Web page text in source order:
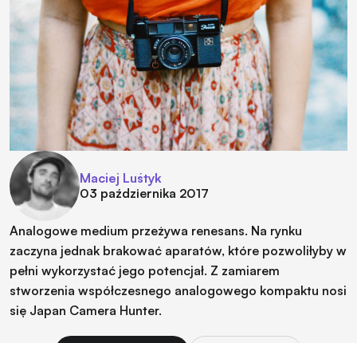
Maciej Luśtyk
03 października 2017
Analogowe medium przeżywa renesans. Na rynku
zaczyna jednak brakować aparatów, które pozwoliłyby w
pełni wykorzystać jego potencjał. Z zamiarem
stworzenia współczesnego analogowego kompaktu nosi
się Japan Camera Hunter.